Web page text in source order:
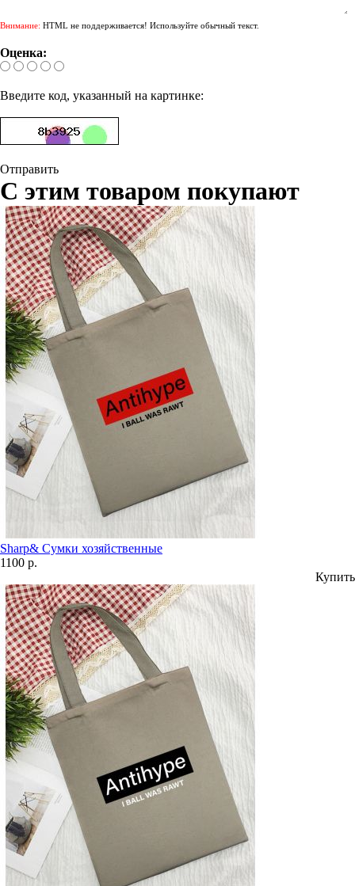
Внимание: HTML не поддерживается! Используйте обычный текст.
Оценка:
Введите код, указанный на картинке:
Отправить
С этим товаром покупают
Sharp& Сумки хозяйственные
1100 р.
Купить